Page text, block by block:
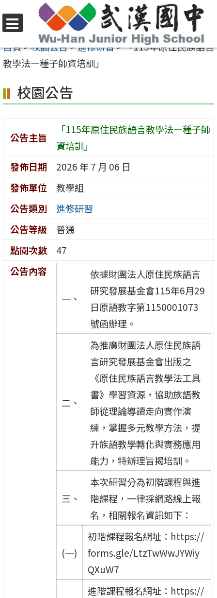
至
要
容
區
選
單
首頁>校園公告>進修研習>「115年原住民族語言
教學法—種子師資培訓」
校園公告
公告主旨
「115年原住民族語言教學法—種子師
資培訓」
發佈日期
2026 年 7 月 06 日
發佈單位
教學組
公告類別
進修研習
公告等級
普通
點閱次數
47
公告內容
一、
依據財團法人原住民族語言
研究發展基金會115年6月29
日原語教字第1150001073
號函辦理。
二、
為推廣財團法人原住民族語
言研究發展基金會出版之
《原住民族語言教學法工具
書》學習資源，協助族語教
師從理論導讀走向實作演
練，掌握多元教學方法，提
升族語教學轉化與實務應用
能力，特辦理旨揭培訓。
三、
本次研習分為初階課程與進
階課程，一律採網路線上報
名，相關報名資訊如下：
(一)
初階課程報名網址：https://
forms.gle/LtzTwWwJYWiy
QXuW7
進階課程報名網址：https://